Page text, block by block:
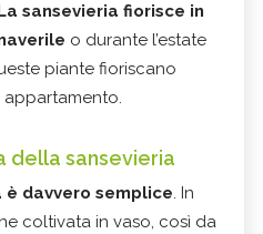
La sansevieria fiorisce in
o durante l’estate
piante fioriscano
della sansevieria
davvero semplice. In
coltivata in vaso, così da